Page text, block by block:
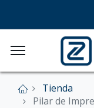
Tienda
Pilar de